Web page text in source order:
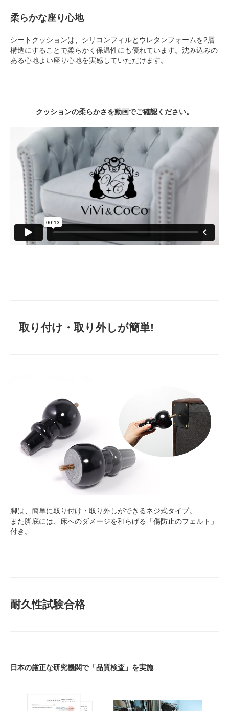
柔らかな座り心地
シートクッションは、シリコンフィルとウレタンフォームを2層
構造にすることで柔らかく保温性にも優れています。沈み込みの
ある心地よい座り心地を実感していただけます。
クッションの柔らかさを動画でご確認ください。
取り付け・取り外しが簡単!
脚は、簡単に取り付け・取り外しができるネジ式タイプ。
また脚底には、床へのダメージを和らげる「傷防止のフェルト」
付き。
耐久性試験合格
日本の厳正な研究機関で「品質検査」を実施